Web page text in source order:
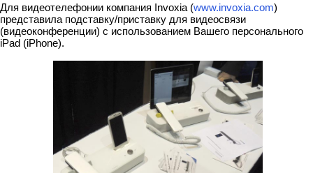
Для видеотелефонии компания Invoxia (www.invoxia.com)
представила подставку/приставку для видеосвязи
(видеоконференции) с использованием Вашего персонального
iPad (iPhone).